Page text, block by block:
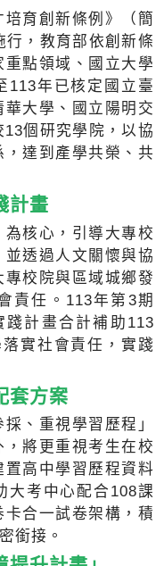
培育創新條例》（簡
，教育部依創新條
點領域、國立大學
113年已核定國立臺
大學、國立陽明交
個研究學院，以協
達到產學共榮、共
計畫
核心，引導大專校
透過人文關懷與協
校院與區域城鄉發
責任。113年第3期
踐計畫合計補助113
實社會責任，實踐
套方案
、重視學習歷程」
將更重視考生在校
高中學習歷程資料
大考中心配合108課
合一試卷架構，積
銜接。